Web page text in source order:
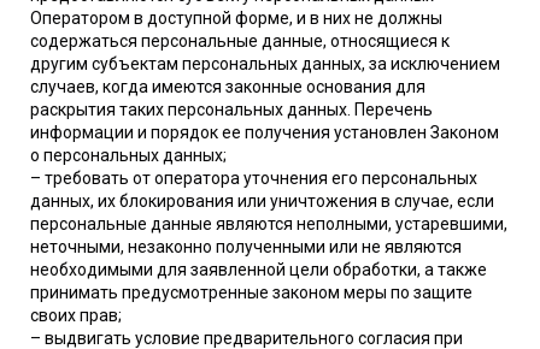
Оператором в доступной форме, и в них не должны
содержаться персональные данные, относящиеся к
другим субъектам персональных данных, за исключением
случаев, когда имеются законные основания для
раскрытия таких персональных данных. Перечень
информации и порядок ее получения установлен Законом
о персональных данных;
– требовать от оператора уточнения его персональных
данных, их блокирования или уничтожения в случае, если
персональные данные являются неполными, устаревшими,
неточными, незаконно полученными или не являются
необходимыми для заявленной цели обработки, а также
принимать предусмотренные законом меры по защите
своих прав;
– выдвигать условие предварительного согласия при